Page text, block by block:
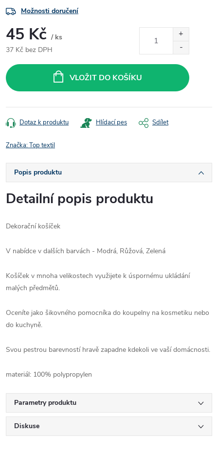
Možnosti doručení
45 Kč / ks
37 Kč bez DPH
cena:
VLOŽIT DO KOŠÍKU
Dotaz k produktu Hlídací pes Sdílet
Značka:Top textil
Popis produktu
Detailní popis produktu
Dekorační košíček
V nabídce v dalších barvách - Modrá, Růžová, Zelená
Košíček v mnoha velikostech využijete k úspornému ukládání
malých předmětů.
Oceníte jako šikovného pomocníka do koupelny na kosmetiku nebo
do kuchyně.
Svou pestrou barevností hravě zapadne kdekoli ve vaší domácnosti.
materiál: 100% polypropylen
Parametry produktu
Diskuse